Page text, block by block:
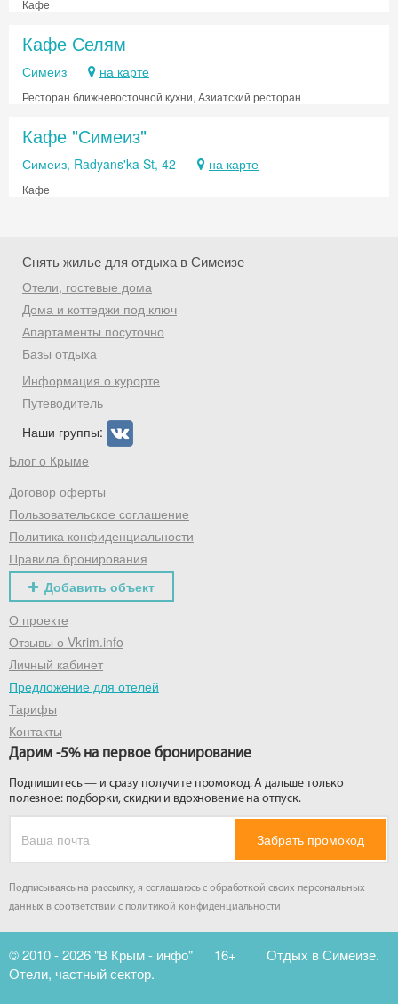
Кафе
Кафе Селям
Симеиз на карте
Ресторан ближневосточной кухни, Азиатский ресторан
Кафе "Симеиз"
Симеиз, Radyans'ka St, 42 на карте
Кафе
Снять жилье для отдыха в Симеизе
Отели, гостевые дома
Дома и коттеджи под ключ
Апартаменты посуточно
Базы отдыха
Информация о курорте
Путеводитель
Наши группы:
Блог о Крыме
Договор оферты
Пользовательское соглашение
Политика конфиденциальности
Правила бронирования
Добавить объект
О проекте
Отзывы о Vkrim.info
Личный кабинет
Предложение для отелей
Тарифы
Контакты
Дарим -5% на первое бронирование
Подпишитесь — и сразу получите промокод. А дальше только
полезное: подборки, скидки и вдохновение на отпуск.
Забрать промокод
Подписываясь на рассылку, я соглашаюсь с обработкой своих персональных
данных в соответствии с политикой конфиденциальности
© 2010 - 2026 "В Крым - инфо" 16+
Отдых в Симеизе.
Отели, частный сектор.
Хочешь дешевле? Оставь почту и получи
промокод на первое бронирование!
Получить промокод